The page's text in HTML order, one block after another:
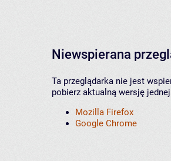
Niewspierana
Ta przeglądarka nie jest
pobierz aktualną wersję
Mozilla Firefox
Google Chrome